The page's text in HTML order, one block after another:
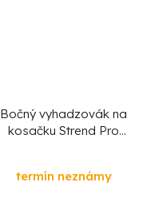
Bočný vyhadzovák na
kosačku Strend Pro
84
termín neznámy